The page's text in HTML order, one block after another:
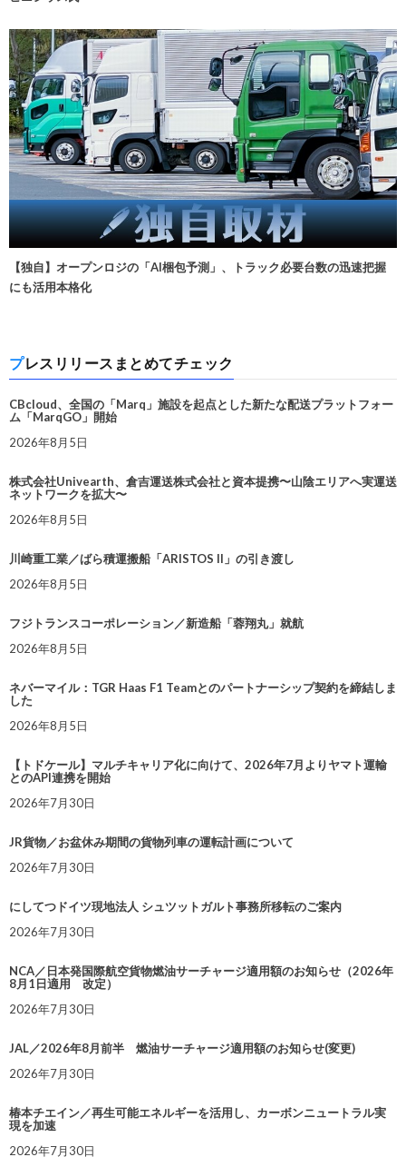
【独自】オープンロジの「AI梱包予測」、トラック必要台数の迅速把握
にも活用本格化
プレスリリースまとめてチェック
CBcloud、全国の「Marq」施設を起点とした新たな配送プラットフォー
ム「MarqGO」開始
2026年8月5日
株式会社Univearth、倉吉運送株式会社と資本提携〜山陰エリアへ実運送
ネットワークを拡大〜
2026年8月5日
川崎重工業／ばら積運搬船「ARISTOS II」の引き渡し
2026年8月5日
フジトランスコーポレーション／新造船「蓉翔丸」就航
2026年8月5日
ネバーマイル：TGR Haas F1 Teamとのパートナーシップ契約を締結しま
した
2026年8月5日
【トドケール】マルチキャリア化に向けて、2026年7月よりヤマト運輸
とのAPI連携を開始
2026年7月30日
JR貨物／お盆休み期間の貨物列車の運転計画について
2026年7月30日
にしてつドイツ現地法人 シュツットガルト事務所移転のご案内
2026年7月30日
NCA／日本発国際航空貨物燃油サーチャージ適用額のお知らせ（2026年
8月1日適用 改定）
2026年7月30日
JAL／2026年8月前半 燃油サーチャージ適用額のお知らせ(変更)
2026年7月30日
椿本チエイン／再生可能エネルギーを活用し、カーボンニュートラル実
現を加速
2026年7月30日